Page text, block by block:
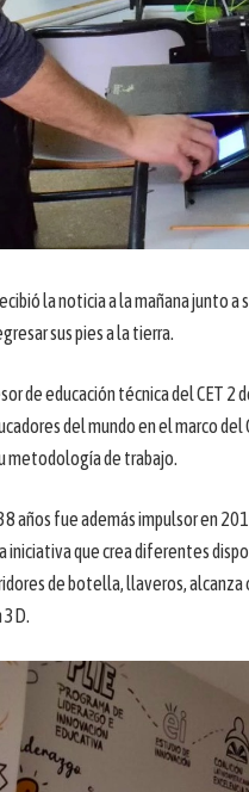
la noticia a la mañana junto
sus pies a la tierra.
de educación técnica del CET
del mundo en el marco
metodología de trabajo.
años fue además impulsor en
iniciativa que crea diferentes
de botella, llaveros,
3D.